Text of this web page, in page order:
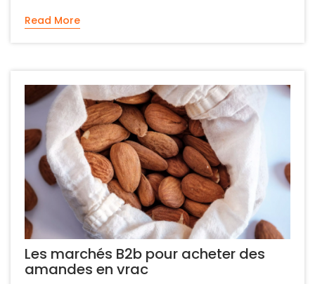
Read More
Les marchés B2b pour acheter des
amandes en vrac